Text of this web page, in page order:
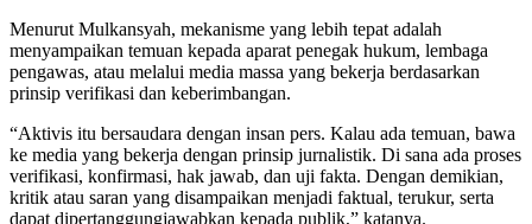
Menurut Mulkansyah, mekanisme yang lebih tepat adalah
menyampaikan temuan kepada aparat penegak hukum, lembaga
pengawas, atau melalui media massa yang bekerja berdasarkan
prinsip verifikasi dan keberimbangan.
“Aktivis itu bersaudara dengan insan pers. Kalau ada temuan, bawa
ke media yang bekerja dengan prinsip jurnalistik. Di sana ada proses
verifikasi, konfirmasi, hak jawab, dan uji fakta. Dengan demikian,
kritik atau saran yang disampaikan menjadi faktual, terukur, serta
dapat dipertanggungjawabkan kepada publik,” katanya.